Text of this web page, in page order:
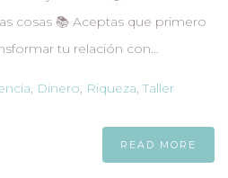
cosas 📚 Aceptas que primero
tu relación con...
, Dinero, Riqueza,Taller
READ MORE